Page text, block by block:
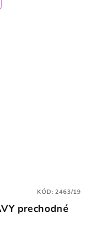
prechodné
KÓD:2463/19